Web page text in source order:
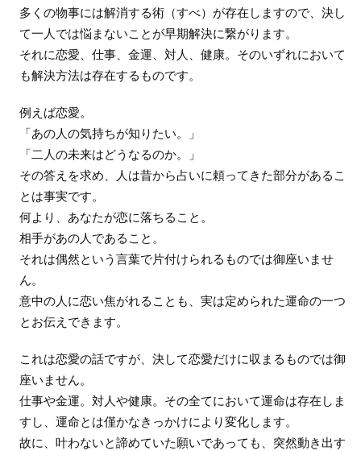
多くの物事には解消する術（すべ）が存在しますので、決し
て一人では悩まないことが早期解決に繋がります。
それに恋愛、仕事、金運、対人、健康。そのいずれにおいて
も解決方法は存在するものです。
例えば恋愛。
「あの人の気持ちが知りたい。」
「二人の未来はどうなるのか。」
その答えを求め、人は昔から占いに頼ってきた部分があるこ
とは事実です。
何より、あなたが恋に落ちること。
相手があの人であること。
それは偶然という言葉で片付けられるものでは御座いませ
ん。
意中の人に恋い焦がれることも、実は定められた運命の一つ
とお伝えできます。
これは恋愛の話ですが、決して恋愛だけに収まるものでは御
座いません。
仕事や金運。対人や健康。その全てにおいて運命は存在しま
すし、運命とは僅かなきっかけにより変化します。
故に、叶わないと諦めていた願いであっても、突然動き出す